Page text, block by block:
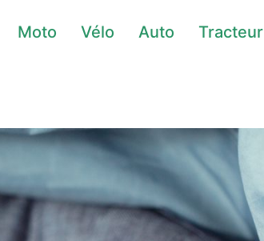
Moto Vélo Auto Tracteur